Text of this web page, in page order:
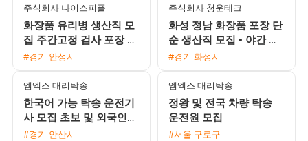
주식회사 나이스피플
화장품 유리병 생산직 모
집 주간고정 검사 포장 선
별 유류비 지원 및 동반
#경기 안성시
주식회사 청운테크
화성 정남 화장품 포장 단
순 생산직 모집 • 야간 월
350만원 이상 • 상여 100
#경기 화성시
엠엑스 대리탁송
한국어 가능 탁송 운전기
사 모집 초보 및 외국인
환영
#경기 안산시
엠엑스 대리탁송
정왕 및 전국 차량 탁송
운전원 모집
#서울 구로구